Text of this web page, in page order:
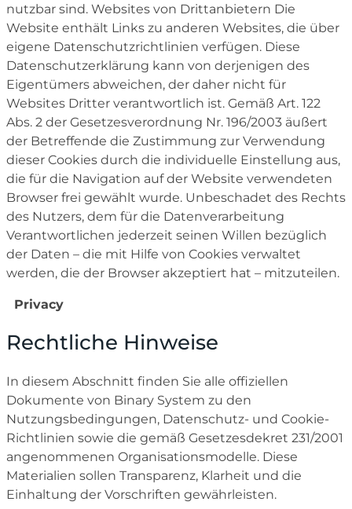
nutzbar sind. Websites von Drittanbietern Die
Website enthält Links zu anderen Websites, die über
eigene Datenschutzrichtlinien verfügen. Diese
Datenschutzerklärung kann von derjenigen des
Eigentümers abweichen, der daher nicht für
Websites Dritter verantwortlich ist. Gemäß Art. 122
Abs. 2 der Gesetzesverordnung Nr. 196/2003 äußert
der Betreffende die Zustimmung zur Verwendung
dieser Cookies durch die individuelle Einstellung aus,
die für die Navigation auf der Website verwendeten
Browser frei gewählt wurde. Unbeschadet des Rechts
des Nutzers, dem für die Datenverarbeitung
Verantwortlichen jederzeit seinen Willen bezüglich
der Daten – die mit Hilfe von Cookies verwaltet
werden, die der Browser akzeptiert hat – mitzuteilen.
Privacy
Rechtliche Hinweise
In diesem Abschnitt finden Sie alle offiziellen
Dokumente von Binary System zu den
Nutzungsbedingungen, Datenschutz- und Cookie-
Richtlinien sowie die gemäß Gesetzesdekret 231/2001
angenommenen Organisationsmodelle. Diese
Materialien sollen Transparenz, Klarheit und die
Einhaltung der Vorschriften gewährleisten.